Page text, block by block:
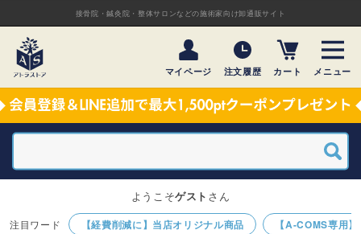
接骨院・鍼灸院・整体サロンなどの施術家向け卸通販サイト
マイページ 注文履歴 カート メニュー
【経費削減に】当店オリジナル商品 【A-COMS専用
ようこそゲスト さん